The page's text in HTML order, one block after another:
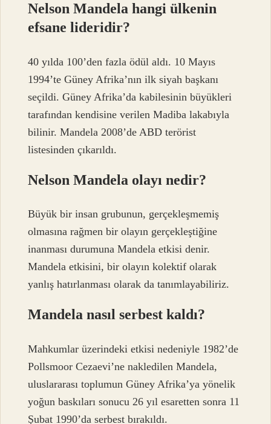
Nelson Mandela hangi ülkenin
efsane lideridir?
40 yılda 100’den fazla ödül aldı. 10 Mayıs
1994’te Güney Afrika’nın ilk siyah başkanı
seçildi. Güney Afrika’da kabilesinin büyükleri
tarafından kendisine verilen Madiba lakabıyla
bilinir. Mandela 2008’de ABD terörist
listesinden çıkarıldı.
Nelson Mandela olayı nedir?
Büyük bir insan grubunun, gerçekleşmemiş
olmasına rağmen bir olayın gerçekleştiğine
inanması durumuna Mandela etkisi denir.
Mandela etkisini, bir olayın kolektif olarak
yanlış hatırlanması olarak da tanımlayabiliriz.
Mandela nasıl serbest kaldı?
Mahkumlar üzerindeki etkisi nedeniyle 1982’de
Pollsmoor Cezaevi’ne nakledilen Mandela,
uluslararası toplumun Güney Afrika’ya yönelik
yoğun baskıları sonucu 26 yıl esaretten sonra 11
Şubat 1990’da serbest bırakıldı.